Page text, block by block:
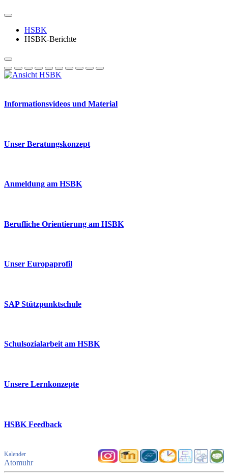
HSBK
HSBK-Berichte
Informationsvideos und Material
Unser Beratungskonzept
Anmeldung am HSBK
Berufliche Orientierung am HSBK
Unser Europaprofil
SAP Stützpunktschule
Schulsozialarbeit am HSBK
Unsere Lernkonzepte
HSBK Feedback
Kalender
Atomuhr